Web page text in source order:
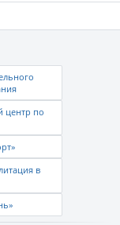
центр по
в